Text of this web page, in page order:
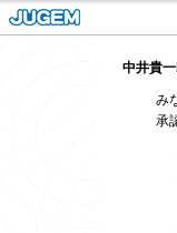
中井貴
み
承